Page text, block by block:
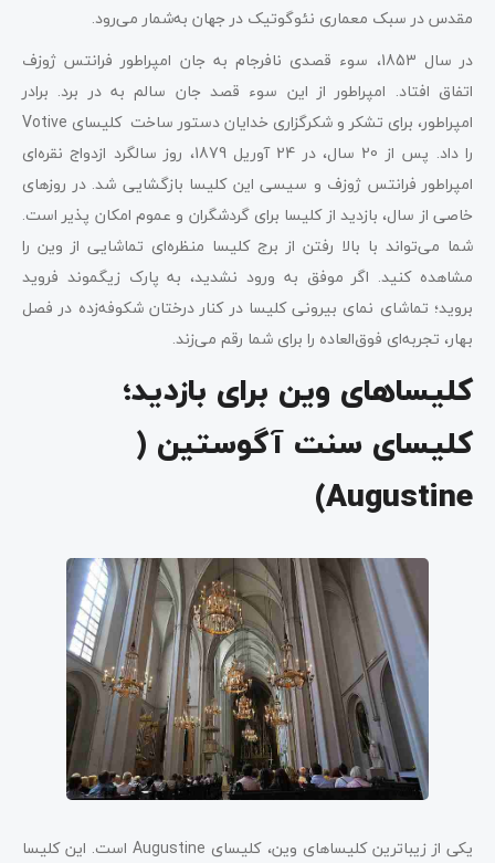
مقدس در سبک معماری نئوگوتیک در جهان به‌شمار می‌رود.
در سال 1853، سوء قصدی نافرجام به جان امپراطور فرانتس ژوزف
اتفاق افتاد. امپراطور از این سوء قصد جان سالم به در برد. برادر
امپراطور، برای تشکر و شکرگزاری خدایان دستور ساخت کلیسای Votive
را داد. پس از 20 سال، در 24 آوریل 1879، روز سالگرد ازدواج نقره‌ای
امپراطور فرانتس ژوزف و سیسی این کلیسا بازگشایی شد. در روزهای
خاصی از سال، بازدید از کلیسا برای گردشگران و عموم امکان پذیر است.
شما می‌تواند با بالا رفتن از برج کلیسا منظره‌ای تماشایی از وین را
مشاهده کنید. اگر موفق به ورود نشدید، به پارک زیگموند فروید
بروید؛ تماشای نمای بیرونی کلیسا در کنار درختان شکوفه‌زده در فصل
بهار، تجربه‌ای فوق‌العاده را برای شما رقم می‌زند.
کلیساهای وین برای بازدید؛
کلیسای سنت آگوستین (
Augustine)
یکی از زیباترین کلیساهای وین، کلیسای Augustine است. این کلیسا